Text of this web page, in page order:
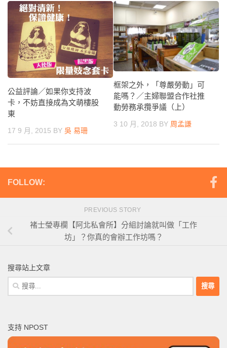
公益評論／如果你支持波
卡，不妨直接成為文萌樓股
東
17 9 月, 2015 BY 吳 易珊
框架之外，「尊嚴勞動」可
能嗎？／主婦聯盟合作社推
動勞務承攬爭議（上）
3 10 月, 2018 BY 周孟謙
FOLLOW:
PREVIOUS STORY
褚士瑩專欄【阿北私會所】分組討論就叫做「工作
坊」？你真的會辦工作坊嗎？
搜尋站上文章
搜
尋
字:
支持 NPOST